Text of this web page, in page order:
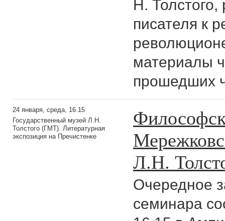
Н.
писателя к
материалы
прошедших
24 января, среда, 16.15
Государственный музей Л.Н.
Толстого (ГМТ). Литературная
экспозиция на Пречистенке
Л.Н.
Очередное
семинара